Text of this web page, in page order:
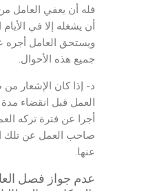
فله أن يعفي العامل
أن يشغله إلا في الأيام
ويستحق العامل أجره
جميع هذه الأحوال.
د- إذا كان الإشعار
العمل قبل انقضاء
أجرا عن فترة تركه
صاحب العمل عن تلك
عنها.
عدم جواز فصل